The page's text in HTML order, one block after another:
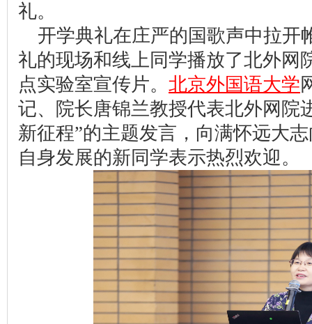
礼。
开学典礼在庄严的国歌声中拉开
礼的现场和线上同学播放了北外网
点实验室宣传片。 北京外国语大学
记、院长唐锦兰教授代表北外网院
新征程”的主题发言，向满怀远大
自身发展的新同学表示热烈欢迎。